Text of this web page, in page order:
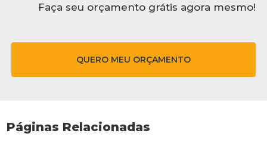
Faça seu orçamento grátis agora mesmo!
QUERO MEU ORÇAMENTO
Páginas Relacionadas